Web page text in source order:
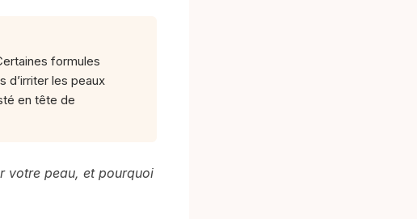
formules
d’irriter les peaux
en tête de
votre peau, et pourquoi